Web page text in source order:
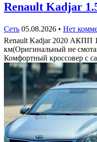
Renault Kadjar
Сеть 05.08.2026 • Нет
Renault Kadjar 2020 АКПП
км(Оригинальный не
Комфортный кроссовер с